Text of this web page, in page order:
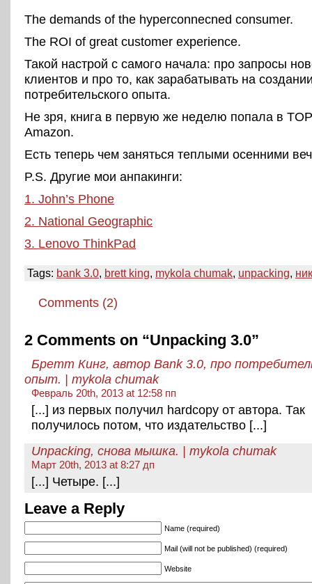
The demands of the hyperconnecned consumer.
The ROI of great customer experience.
Такой настрой с самого начала: про запросы
клиентов и про то, как зарабатывать на
потребительского опыта.
Не зря, книга в первую же неделю попала в
Amazon.
Есть теперь чем заняться теплыми осенними
P.S. Другие мои анпакинги:
1. John’s Phone
2. National Geographic
3. Lenovo ThinkPad
Tags: bank 3.0, brett king, mykola chumak, unpacking,
Comments (2)
2 Comments on “Unpacking 3.0”
Бретт Кинг, автор Bank 3.0, про
опыт. | mykola chumak
Февраль 20th, 2013 at 12:58 пп
[...] из первых получил hardcopy от автора. Так
получилось потом, что издательство [...]
Unpacking, снова мышка. | mykola chumak
Март 20th, 2013 at 8:27 дп
[...] Четыре. [...]
Leave a Reply
Name (required)
Mail (will not be published) (required)
Website